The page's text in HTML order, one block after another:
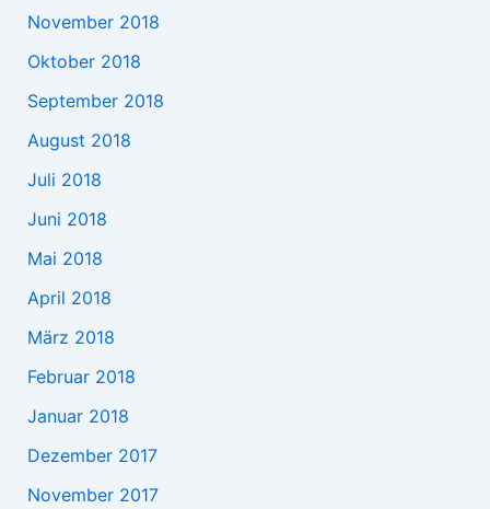
November 2018
Oktober 2018
September 2018
August 2018
Juli 2018
Juni 2018
Mai 2018
April 2018
März 2018
Februar 2018
Januar 2018
Dezember 2017
November 2017